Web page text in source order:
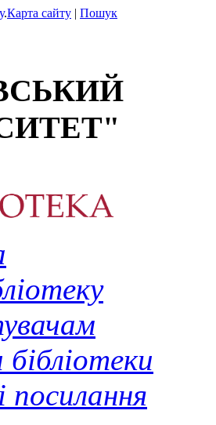
.Карта сайту | Пошук
бібліотеки
посилання